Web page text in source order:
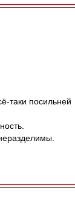
таки посильней